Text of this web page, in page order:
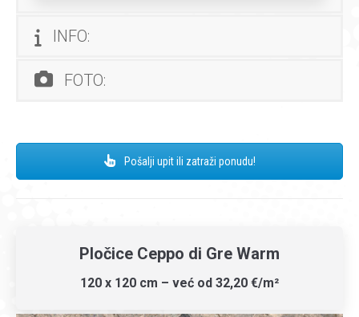
INFO:
FOTO:
Pošalji upit ili zatraži ponudu!
Pločice Ceppo di Gre Warm
120 x 120 cm – već od 32,20 €/m²